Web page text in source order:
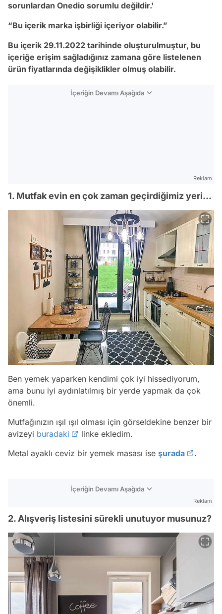
sorunlardan Onedio sorumlu değildir.'
“Bu içerik marka işbirliği içeriyor olabilir.”
Bu içerik 29.11.2022 tarihinde oluşturulmuştur, bu
içeriğe erişim sağladığınız zamana göre listelenen
ürün fiyatlarında değişiklikler olmuş olabilir.
İçeriğin Devamı Aşağıda
Reklam
1. Mutfak evin en çok zaman geçirdiğimiz yeri...
Ben yemek yaparken kendimi çok iyi hissediyorum,
ama bunu iyi aydınlatılmış bir yerde yapmak da çok
önemli.
Mutfağınızın ışıl ışıl olması için görseldekine benzer bir
avizeyi buradaki
linke ekledim.
Metal ayaklı ceviz bir yemek masası ise şurada .
İçeriğin Devamı Aşağıda
Reklam
2. Alışveriş listesini sürekli unutuyor musunuz?